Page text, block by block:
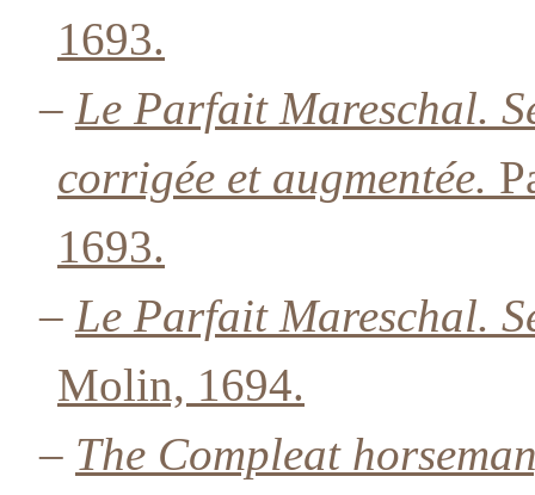
1693.
– Le Parfait Mareschal.
corrigée et augmentée.
1693.
– Le Parfait Mareschal.
Molin, 1694.
– The Compleat